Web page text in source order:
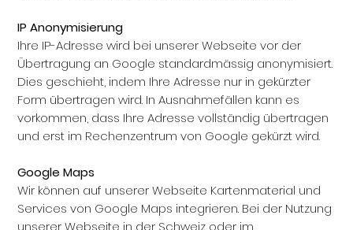
IP Anonymisierung
Ihre IP-Adresse wird bei unserer Webseite vor der
Übertragung an Google standardmässig anonymisiert.
Dies geschieht, indem Ihre Adresse nur in gekürzter
Form übertragen wird. In Ausnahmefällen kann es
vorkommen, dass Ihre Adresse vollständig übertragen
und erst im Rechenzentrum von Google gekürzt wird.
Google Maps
Wir können auf unserer Webseite Kartenmaterial und
Services von Google Maps integrieren. Bei der Nutzung
unserer Webseite in der Schweiz oder im